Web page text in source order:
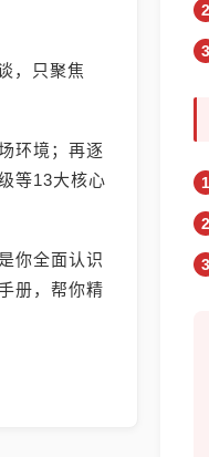
，只聚焦
环境；再逐
等13大核心
你全面认识
册，帮你精